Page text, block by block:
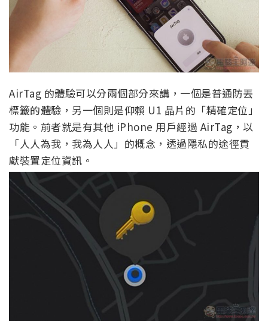
AirTag 的體驗可以分兩個部分來講，一個是普通防丟
標籤的體驗，另一個則是仰賴 U1 晶片的「精確定位」
功能。前者就是有其他 iPhone 用戶經過 AirTag，以
「人人為我，我為人人」的概念，透過隱私的途徑貢
獻裝置定位資訊。